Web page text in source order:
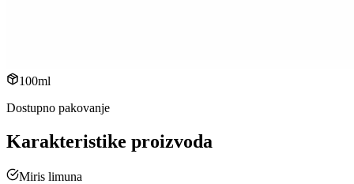
100ml
Dostupno pakovanje
Karakteristike proizvoda
Miris limuna